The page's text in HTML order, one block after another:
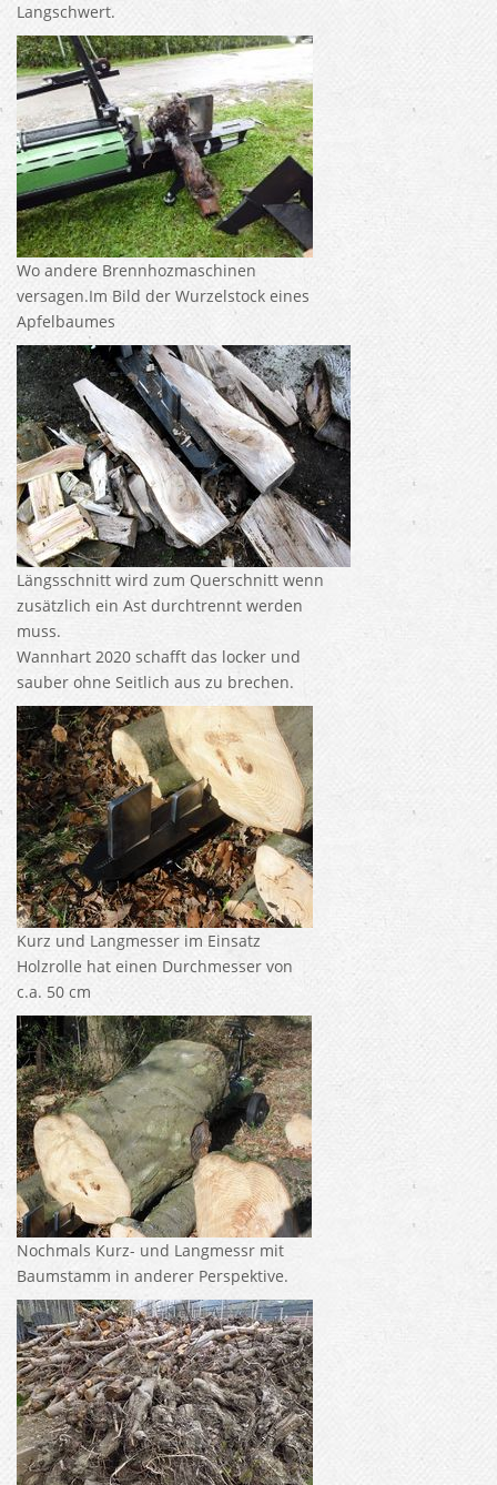
Langschwert.
Wo andere Brennhozmaschinen
versagen.Im Bild der Wurzelstock eines
Apfelbaumes
Längsschnitt wird zum Querschnitt wenn
zusätzlich ein Ast durchtrennt werden
muss.
Wannhart 2020 schafft das locker und
sauber ohne Seitlich aus zu brechen.
Kurz und Langmesser im Einsatz
Holzrolle hat einen Durchmesser von
c.a. 50 cm
Nochmals Kurz- und Langmessr mit
Baumstamm in anderer Perspektive.